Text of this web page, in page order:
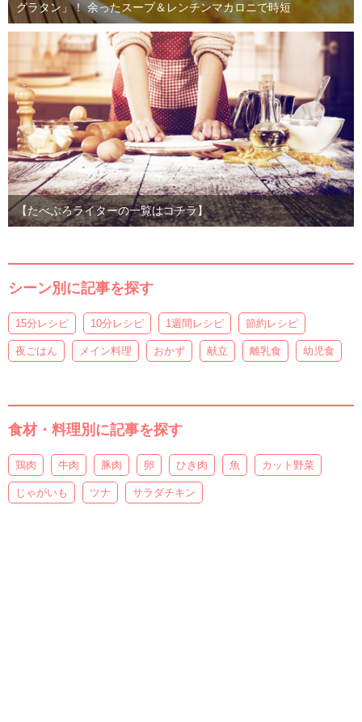
グラタン」！ 余ったスープ＆レンチンマカロニで時短
【たべぷろライターの一覧はコチラ】
シーン別に記事を探す
15分レシピ 10分レシピ 1週間レシピ 節約レシピ
夜ごはん メイン料理 おかず 献立 離乳食 幼児食
食材・料理別に記事を探す
鶏肉 牛肉 豚肉 卵 ひき肉 魚 カット野菜
じゃがいも ツナ サラダチキン